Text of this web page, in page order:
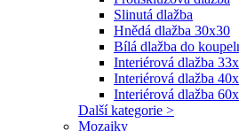
Slinutá dlažba
Hnědá dlažba 30x30
Bílá dlažba do
Interiérová dlažba
Interiérová dlažba
Interiérová dlažba
Další kategorie >
Mozaiky